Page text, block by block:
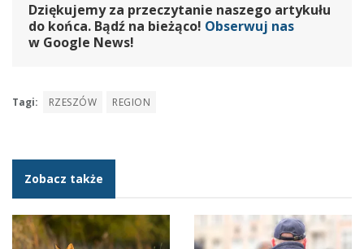
Dziękujemy za przeczytanie naszego artykułu
do końca. Bądź na bieżąco! Obserwuj nas
w Google News!
Tagi: RZESZÓW REGION
Zobacz także